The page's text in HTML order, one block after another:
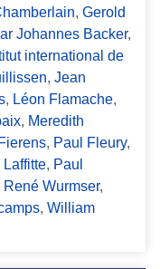
, Gerold
Johannes Backer,
international de
, Jean
, Léon Flamache,
, Meredith
, Paul Fleury,
Laffitte, Paul
René Wurmser,
, William